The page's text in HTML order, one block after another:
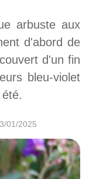
arbuste aux
d'abord de
d'un fin
bleu-violet
01/2025